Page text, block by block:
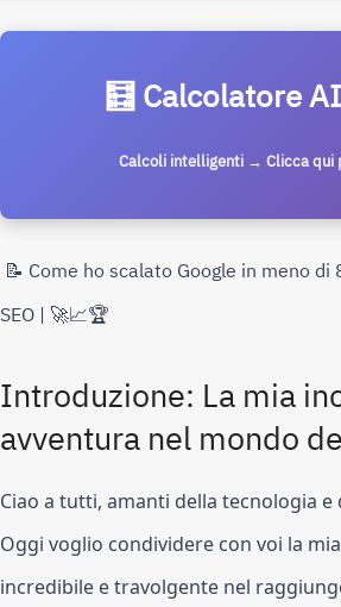
🧮 Calcolatore
Calcoli intelligenti → Clicca qui
📝 Come ho scalato Google in meno
SEO | 🚀📈🏆
Introduzione: La mia
avventura nel mondo
Ciao a tutti, amanti della tecnologia
Oggi voglio condividere con voi la
incredibile e travolgente nel